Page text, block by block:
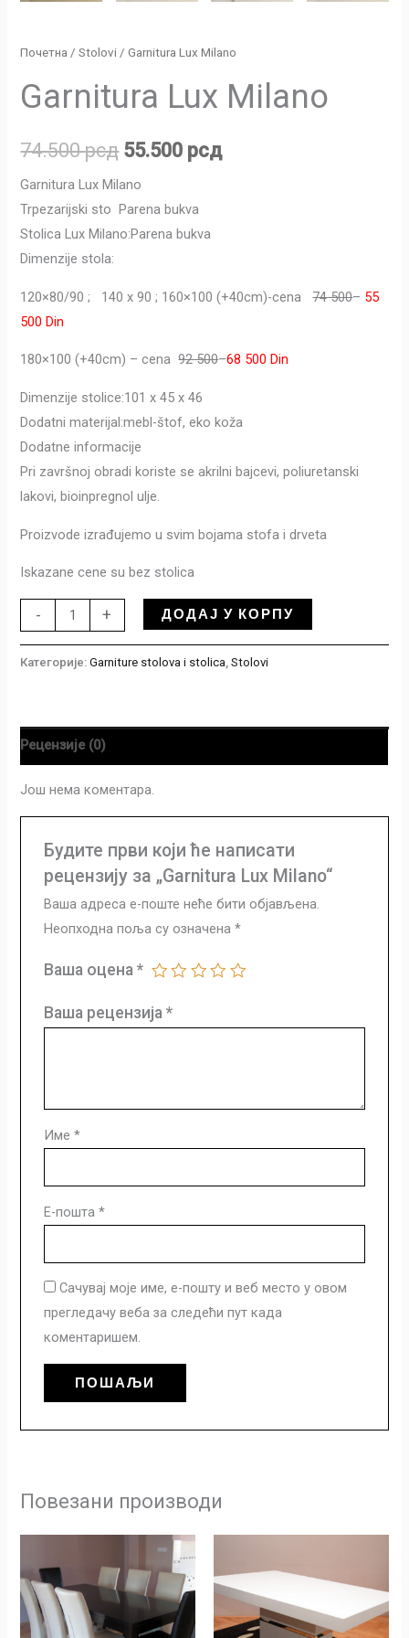
Почетна /Stolovi / Garnitura Lux Milano
Garnitura Lux Milano
74.500рсд 55.500 рсд
Garnitura Lux Milano
Trpezarijski sto Parena bukva
Stolica Lux Milano:Parena bukva
Dimenzije stola:
120×80/90 ; 140 x 90 ; 160×100 (+40cm)-cena74 500– 55
500 Din
180×100 (+40cm) – cena92 500–68 500 Din
Dimenzije stolice:101 x 45 x 46
Dodatni materijal:mebl-štof, eko koža
Dodatne informacije
Pri završnoj obradi koriste se akrilni bajcevi, poliuretanski
lakovi, bioinpregnol ulje.
Proizvode izrađujemo u svim bojama stofa i drveta
Iskazane cene su bez stolica
- + ДОДАЈ У КОРПУ
Категорије:Garniture stolova i stolica ,Stolovi
Рецензије (0)
Још нема коментара.
Будите први који ће написати
рецензију за „Garnitura Lux Milano“
Ваша адреса е-поште неће бити објављена.
Неопходна поља су означена *
Ваша оцена *
Ваша рецензија *
Име *
Е-пошта *
Сачувај моје име, е-пошту и веб место у овом
прегледачу веба за следећи пут када
коментаришем.
Повезани производи